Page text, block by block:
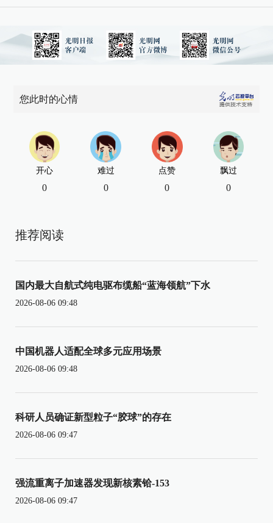
您此时的心情
开心
0
难过
0
点赞
0
飘过
0
推荐阅读
国内最大自航式纯电驱布缆船“蓝海领航”下水
2026-08-06 09:48
中国机器人适配全球多元应用场景
2026-08-06 09:48
科研人员确证新型粒子“胶球”的存在
2026-08-06 09:47
强流重离子加速器发现新核素铪-153
2026-08-06 09:47